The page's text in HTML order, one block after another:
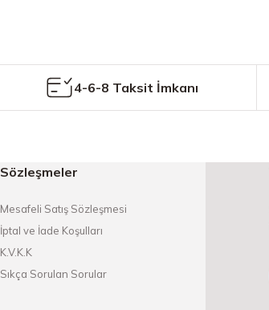
4-6-8 Taksit İmkanı
Sözleşmeler
Mesafeli Satış Sözleşmesi
İptal ve İade Koşulları
K.V.K.K
Sıkça Sorulan Sorular